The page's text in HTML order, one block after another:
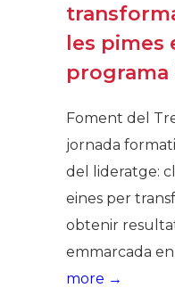
les pimes
programa
Foment del
jornada
del lideratge:
eines per
obtenir
emmarcada
more →